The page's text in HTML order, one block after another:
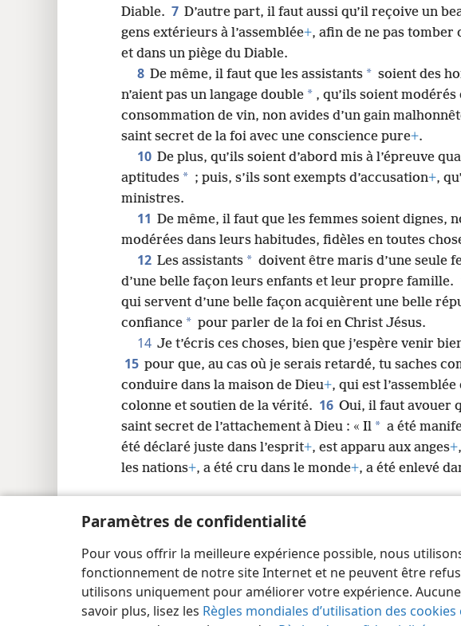
Paramètres de confidentialité
Pour vous offrir la meilleure expérience possible, nous
fonctionnement de notre site Internet et ne peuvent être
utilisons uniquement pour améliorer votre expérience.
savoir plus, lisez les Règles mondiales d’utilisation des
Diable. 7 D’autre part, il faut aussi qu’il reçoive un
gens extérieurs à l’assemblée+, afin de ne pas tomber
et dans un piège du Diable.
8 De même, il faut que les assistants * soient des
n’aient pas un langage double * , qu’ils soient modérés
consommation de vin, non avides d’un gain
saint secret de la foi avec une conscience pure+.
10 De plus, qu’ils soient d’abord mis à l’épreuve
aptitudes * ; puis, s’ils sont exempts d’accusation+,
ministres.
11 De même, il faut que les femmes soient dignes,
modérées dans leurs habitudes, fidèles en toutes
12 Les assistants * doivent être maris d’une seule
d’une belle façon leurs enfants et leur propre famille.
qui servent d’une belle façon acquièrent une belle
confiance * pour parler de la foi en Christ Jésus.
14 Je t’écris ces choses, bien que j’espère venir
15 pour que, au cas où je serais retardé, tu saches
conduire dans la maison de Dieu+, qui est
colonne et soutien de la vérité. 16 Oui, il faut avouer
saint secret de l’attachement à Dieu : « Il * a été
été déclaré juste dans l’esprit+, est apparu aux anges+
les nations+, a été cru dans le monde+, a été enlevé
Copyright© 2026 Watch Tower Bible and Tract Society of Pennsylvania